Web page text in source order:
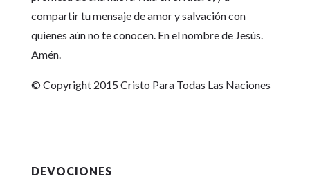
compartir tu mensaje de amor y salvación con
quienes aún no te conocen. En el nombre de Jesús.
Amén.
© Copyright 2015 Cristo Para Todas Las Naciones
DEVOCIONES